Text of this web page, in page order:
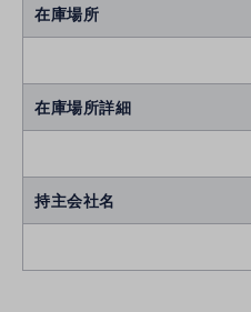
在庫場所
在庫場所詳細
持主会社名